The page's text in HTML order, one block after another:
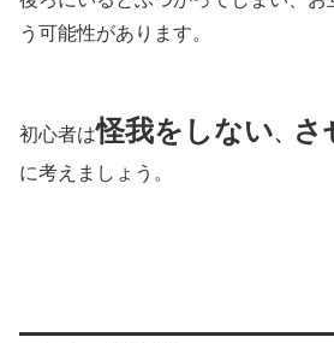
う可能性があります。
初心者は怪我をしない、 さ
に考えましょう。